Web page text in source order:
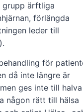
grupp ärftliga
förlängda
leder till
för
då inte längre är
ges inte till halva
någon rätt till hälsa